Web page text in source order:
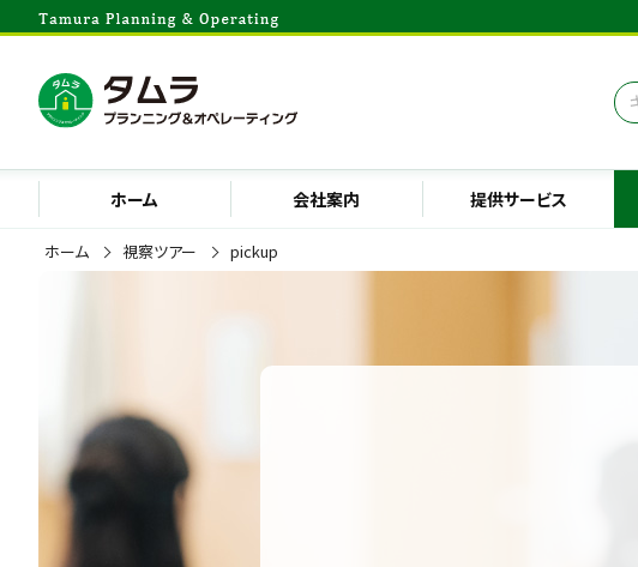
ホーム 会社案内 提供サービス
ホーム 視察ツアー pickup